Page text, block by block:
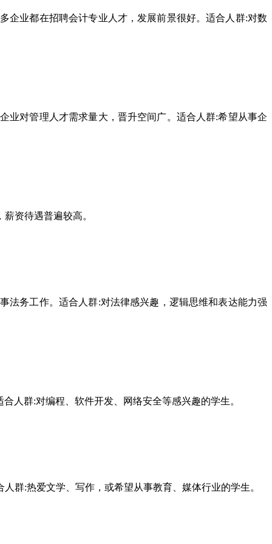
业都在招聘会计专业人才，发展前景很好。适合人群:对数
对管理人才需求量大，晋升空间广。适合人群:希望从事企
资待遇普遍较高。
务工作。适合人群:对法律感兴趣，逻辑思维和表达能力强
群:对编程、软件开发、网络安全等感兴趣的学生。
:热爱文学、写作，或希望从事教育、媒体行业的学生。